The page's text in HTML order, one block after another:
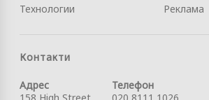
Технологии
Реклама
Контакти
Адрес
Телефон